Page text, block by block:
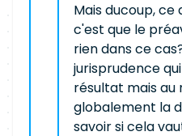
Mais ducoup,
c'est que le
rien dans ce
jurisprudence
résultat mais au
globalement la
savoir si cela